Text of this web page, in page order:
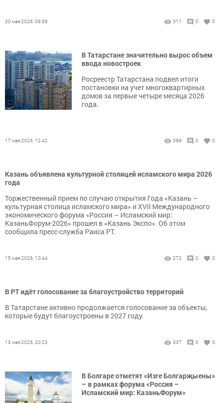
30 мая 2026, 09:39 311 0 0
В Татарстане значительно вырос объем
ввода новостроек
Росреестр Татарстана подвел итоги
постановки на учет многоквартирных
домов за первые четыре месяца 2026
года.
17 мая 2026, 12:42 399 0 0
Казань объявлена культурной столицей исламского мира 2026
года
Торжественный прием по случаю открытия Года «Казань –
культурная столица исламского мира» и XVII Международного
экономического форума «Россия – Исламский мир:
КазаньФорум-2026» прошел в «Казань Экспо». Об этом
сообщила пресс-служба Раиса РТ.
15 мая 2026, 10:44 272 0 0
В РТ идёт голосование за благоустройство территорий
В Татарстане активно продолжается голосование за объекты,
которые будут благоустроены в 2027 году.
13 мая 2026, 20:23 337 0 0
В Болгаре отметят «Изге Болгарҗыены»
– в рамках форума «Россия –
Исламский мир: КазаньФорум»